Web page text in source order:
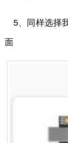
5、同样选择
面